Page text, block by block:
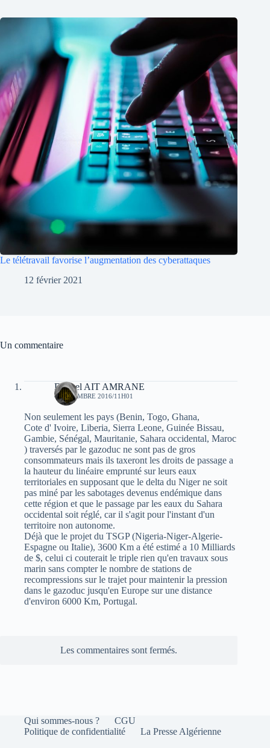
Le télétravail favorise l’augmentation des cyberattaques
12 février 2021
Un commentaire
Djamel AIT AMRANE
4 DÉCEMBRE 2016/11H01
Non seulement les pays (Benin, Togo, Ghana,
Cote d' Ivoire, Liberia, Sierra Leone, Guinée Bissau,
Gambie, Sénégal, Mauritanie, Sahara occidental, Maroc
) traversés par le gazoduc ne sont pas de gros
consommateurs mais ils taxeront les droits de passage a
la hauteur du linéaire emprunté sur leurs eaux
territoriales en supposant que le delta du Niger ne soit
pas miné par les sabotages devenus endémique dans
cette région et que le passage par les eaux du Sahara
occidental soit réglé, car il s'agit pour l'instant d'un
territoire non autonome.
Déjà que le projet du TSGP (Nigeria-Niger-Algerie-
Espagne ou Italie), 3600 Km a été estimé a 10 Milliards
de $, celui ci couterait le triple rien qu'en travaux sous
marin sans compter le nombre de stations de
recompressions sur le trajet pour maintenir la pression
dans le gazoduc jusqu'en Europe sur une distance
d'environ 6000 Km, Portugal.
Les commentaires sont fermés.
Qui sommes-nous ?
CGU
Politique de confidentialité
La Presse Algérienne